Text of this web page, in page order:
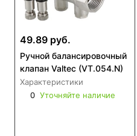
49.89 руб.
Ручной балансировочный
клапан Valtec (VT.054.N)
Характеристики
0 Уточняйте наличие